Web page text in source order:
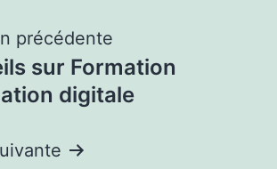
précédente
sur Formation
digitale